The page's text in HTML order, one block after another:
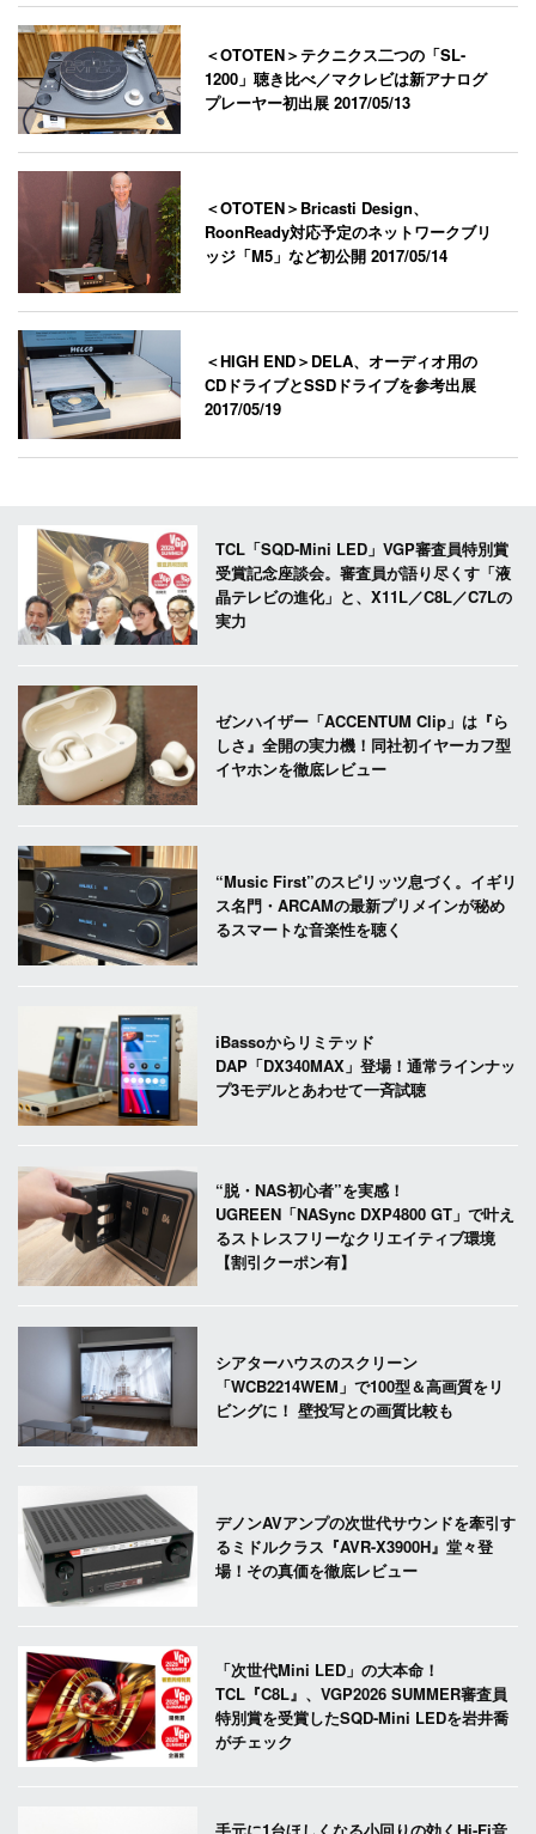
＜OTOTEN＞テクニクス二つの「SL-
1200」聴き比べ／マクレビは新アナログ
プレーヤー初出展2017/05/13
＜OTOTEN＞Bricasti Design、
RoonReady対応予定のネットワークブリ
ッジ「M5」など初公開2017/05/14
＜HIGH END＞DELA、オーディオ用の
CDドライブとSSDドライブを参考出展
2017/05/19
TCL「SQD-Mini LED」VGP審査員特別賞
受賞記念座談会。審査員が語り尽くす「液
晶テレビの進化」と、X11L／C8L／C7Lの
実力
ゼンハイザー「ACCENTUM Clip」は『ら
しさ』全開の実力機！同社初イヤーカフ型
イヤホンを徹底レビュー
“Music First”のスピリッツ息づく。イギリ
ス名門・ARCAMの最新プリメインが秘め
るスマートな音楽性を聴く
iBassoからリミテッド
DAP「DX340MAX」登場！通常ラインナッ
プ3モデルとあわせて一斉試聴
“脱・NAS初心者”を実感！
UGREEN「NASync DXP4800 GT」で叶え
るストレスフリーなクリエイティブ環境
【割引クーポン有】
シアターハウスのスクリーン
「WCB2214WEM」で100型＆高画質をリ
ビングに！ 壁投写との画質比較も
デノンAVアンプの次世代サウンドを牽引す
るミドルクラス『AVR-X3900H』堂々登
場！その真価を徹底レビュー
「次世代Mini LED」の大本命！
TCL『C8L』、VGP2026 SUMMER審査員
特別賞を受賞したSQD-Mini LEDを岩井喬
がチェック